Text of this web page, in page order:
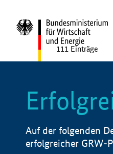
111 Einträge
Auf der folgenden
erfolgreicher GRW-